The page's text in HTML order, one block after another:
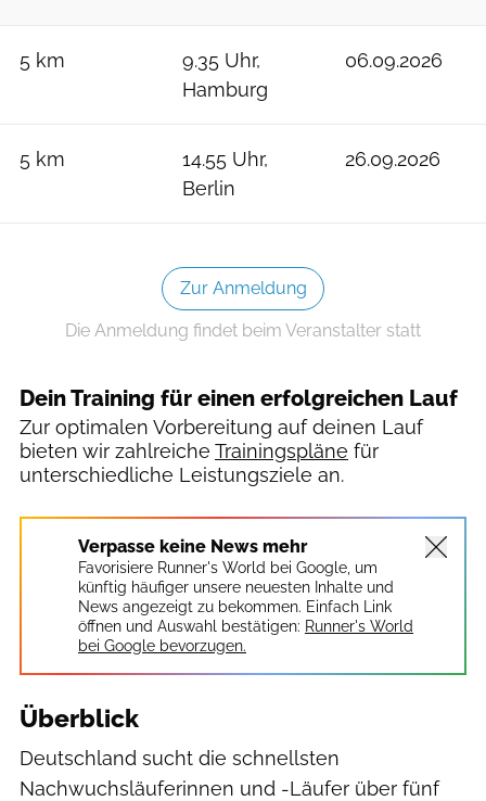
5 km
9.35 Uhr,
Hamburg
06.09.2026
5 km
14.55 Uhr,
Berlin
26.09.2026
Zur Anmeldung
Die Anmeldung findet beim Veranstalter statt
Dein Training für einen erfolgreichen Lauf
Zur optimalen Vorbereitung auf deinen Lauf
bieten wir zahlreiche Trainingspläne für
unterschiedliche Leistungsziele an.
Verpasse keine News mehr
Favorisiere Runner's World bei Google, um
künftig häufiger unsere neuesten Inhalte und
News angezeigt zu bekommen. Einfach Link
öffnen und Auswahl bestätigen: Runner's World
bei Google bevorzugen.
Überblick
Deutschland sucht die schnellsten
Nachwuchsläuferinnen und -Läufer über fünf